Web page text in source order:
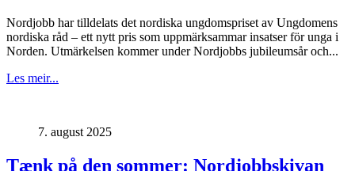
Nordjobb har tilldelats det nordiska ungdomspriset av Ungdomens
nordiska råd – ett nytt pris som uppmärksammar insatser för unga i
Norden. Utmärkelsen kommer under Nordjobbs jubileumsår och...
Les meir...
7. august 2025
Tænk på den sommer: Nordjobbskivan